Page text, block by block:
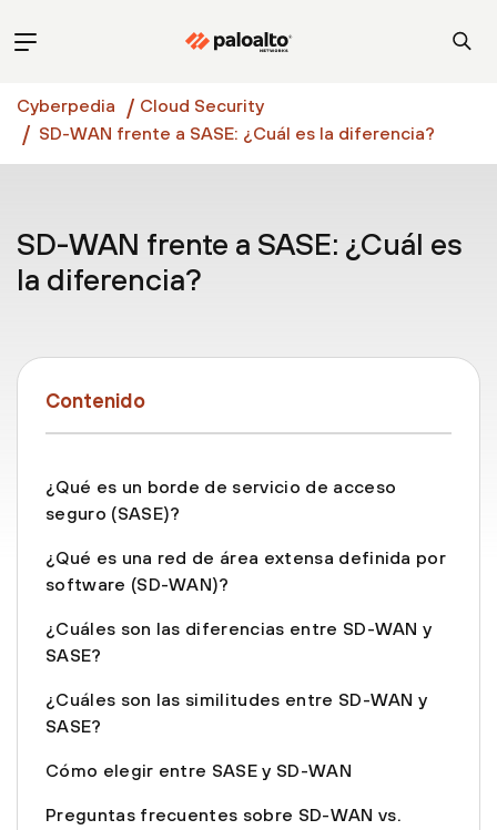
Cyberpedia
Cloud Security
SD-WAN frente a SASE: ¿Cuál es la diferencia?
SD-WAN frente a SASE: ¿Cuál es
la diferencia?
Contenido
¿Qué es un borde de servicio de acceso
seguro (SASE)?
¿Qué es una red de área extensa definida por
software (SD-WAN)?
¿Cuáles son las diferencias entre SD-WAN y
SASE?
¿Cuáles son las similitudes entre SD-WAN y
SASE?
Cómo elegir entre SASE y SD-WAN
Preguntas frecuentes sobre SD-WAN vs.